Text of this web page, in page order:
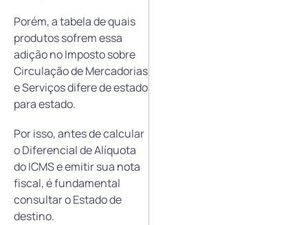
Porém, a tabela de quais
produtos sofrem essa
adição no Imposto sobre
Circulação de Mercadorias
e Serviços difere de estado
para estado.
Por isso, antes de calcular
o Diferencial de Alíquota
do ICMS e emitir sua nota
fiscal, é fundamental
consultar o Estado de
destino.